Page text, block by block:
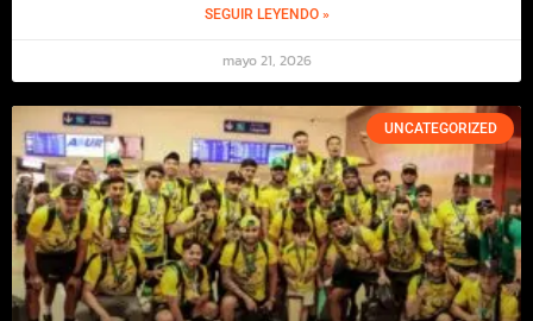
SEGUIR LEYENDO »
mayo 21, 2026
UNCATEGORIZED